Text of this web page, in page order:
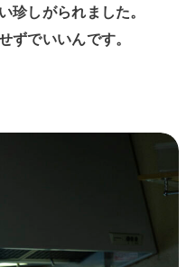
珍しがられました。
ずでいいんです。